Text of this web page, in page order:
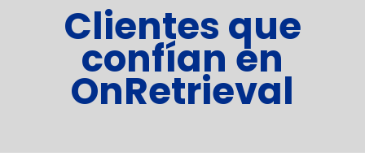
Clientes que
confían en
OnRetrieval